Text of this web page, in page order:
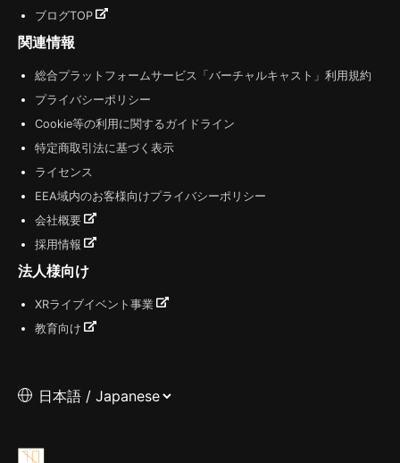
ブログTOP
関連情報
総合プラットフォームサービス「バーチャルキャスト」利用規約
プライバシーポリシー
Cookie等の利用に関するガイドライン
特定商取引法に基づく表示
ライセンス
EEA域内のお客様向けプライバシーポリシー
会社概要
採用情報
法人様向け
XRライブイベント事業
教育向け